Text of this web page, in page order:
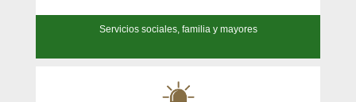
Servicios sociales, familia y mayores